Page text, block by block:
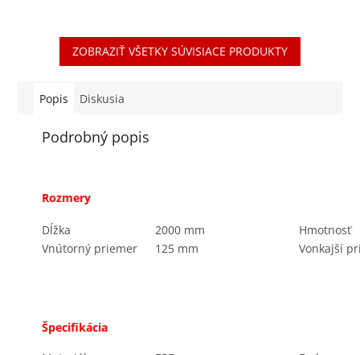
potrubia majú vynikajúce
izolačné schopnosti -...
súčasťou izolovaného
potrubného systému -...
ZOBRAZIŤ VŠETKY SÚVISIACE PRODUKTY
Popis Diskusia
Podrobný popis
Rozmery
Dĺžka 2000 mm
Hmotnosť
Vnútorný priemer
125 mm Vonkajší
Špecifikácia